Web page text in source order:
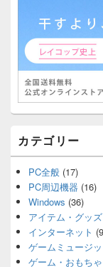
カテゴリー
PC全般 (17)
PC周辺機器 (16)
Windows (36)
アイテム・グッズ
インターネット
ゲームミュージ
ゲーム・おもちゃ